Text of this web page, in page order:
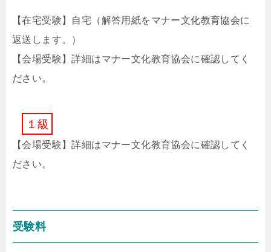
【在宅受験】自宅（解答用紙をマナー文化教育協会に
返送します。）
【会場受験】詳細はマナー文化教育協会に確認してく
ださい。
１ 級
【会場受験】詳細はマナー文化教育協会に確認してく
ださい。
受験料